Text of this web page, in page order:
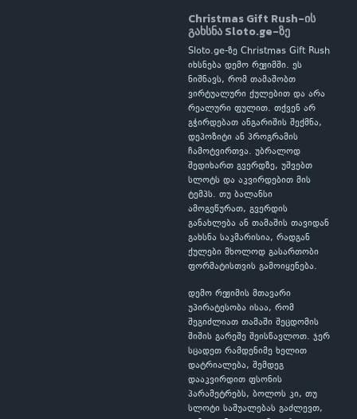
Christmas Gift Rush-ის
გახსნა Sloto.ge-ზე
Sloto.ge-ზე Christmas Gift Rush
იხსნება დემო რეჟიმში. ეს
ნიშნავს, რომ თამაშობთ
ვირტუალური ქულებით და არა
რეალური ფულით. თქვენ არ
გჭირდებათ ანგარიშის შექმნა,
დეპოზიტი ან პროგრამის
ჩამოტვირთვა. უბრალოდ
შედიხართ გვერდზე, უშვებთ
სლოტს და აკვირდებით მის
ტემპს. თუ ბალანსი
ამოგეწურათ, გვერდის
განახლება ან თამაშის თავიდან
გახსნა საკმარისია, რადგან
ქულები მხოლოდ გასართობი
ფორმატისთვის გამოიყენება.
დემო რეჟიმის მთავარი
უპირატესობა ისაა, რომ
შეგიძლიათ თამაში შეცდომის
შიშის გარეშე შეისწავლოთ. ჯერ
სცადეთ რამდენიმე ხელით
დატრიალება, შემდეგ
დააკვირდით ფსონის
პარამეტრებს, ბოლოს კი, თუ
სლოტი საშუალებას გაძლევთ,